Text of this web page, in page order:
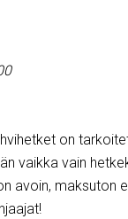
on
vaikka vain
avoin, maksuton